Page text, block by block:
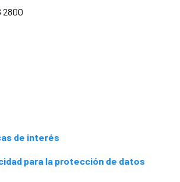
2800
de interés
para la protección de datos